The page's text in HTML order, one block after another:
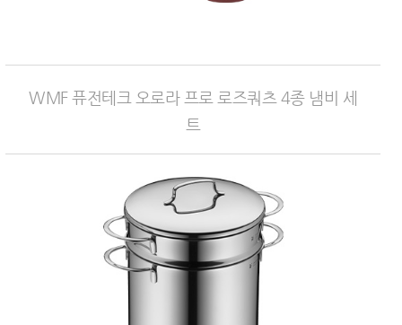
WMF 퓨전테크 오로라 프로 로즈쿼츠 4종 냄비 세
트